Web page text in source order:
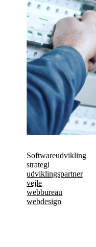
Softwareudvikling
strategi
udviklingspartner
vejle
webbureau
webdesign